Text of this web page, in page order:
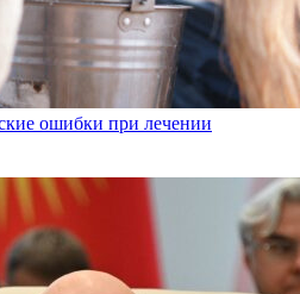
ошибки при лечении